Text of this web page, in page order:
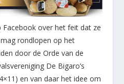
over het feit dat ze
rondlopen op het
door de Orde van de
De Bigaro’s
en van daar het idee om